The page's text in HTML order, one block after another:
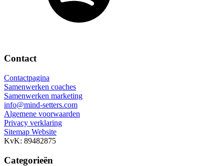
Contact
Contactpagina
Samenwerken coaches
Samenwerken marketing
info@mind-setters.com
Algemene voorwaarden
Privacy verklaring
Sitemap Website
KvK: 89482875
Categorieën